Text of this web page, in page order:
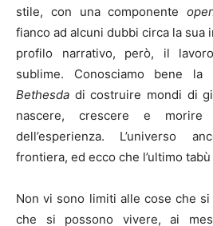
stile, con una componente
fianco ad alcuni dubbi circa la sua
profilo narrativo, però, il
sublime. Conosciamo bene
Bethesda di costruire mondi di
nascere, crescere e
dell’esperienza. L’universo
frontiera, ed ecco che l’ultimo
Non vi sono limiti alle cose che
che si possono vivere, ai